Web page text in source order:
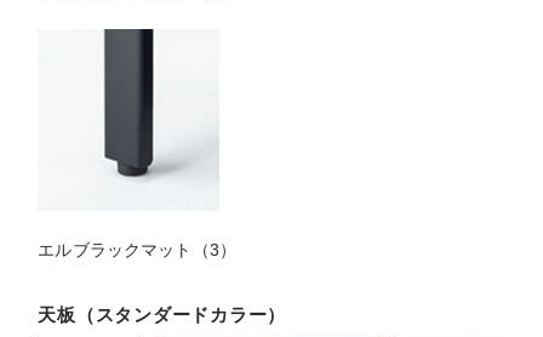
エルブラックマット（3）
天板（スタンダードカラー）